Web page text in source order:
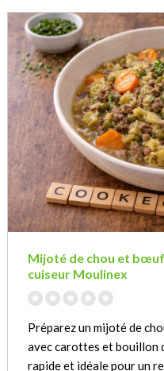
Mijoté de chou et
cuiseur Moulinex
Préparez un mijoté de
avec carottes et bouillon
rapide et idéale pour un